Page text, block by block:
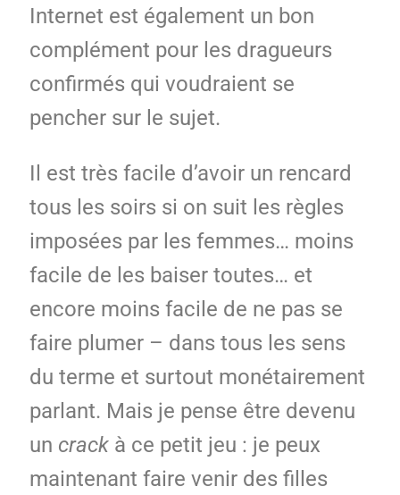
Internet est également un bon
complément pour les dragueurs
confirmés qui voudraient se
pencher sur le sujet.
Il est très facile d’avoir un rencard
tous les soirs si on suit les règles
imposées par les femmes… moins
facile de les baiser toutes… et
encore moins facile de ne pas se
faire plumer – dans tous les sens
du terme et surtout monétairement
parlant. Mais je pense être devenu
un crackà ce petit jeu : je peux
maintenant faire venir des filles